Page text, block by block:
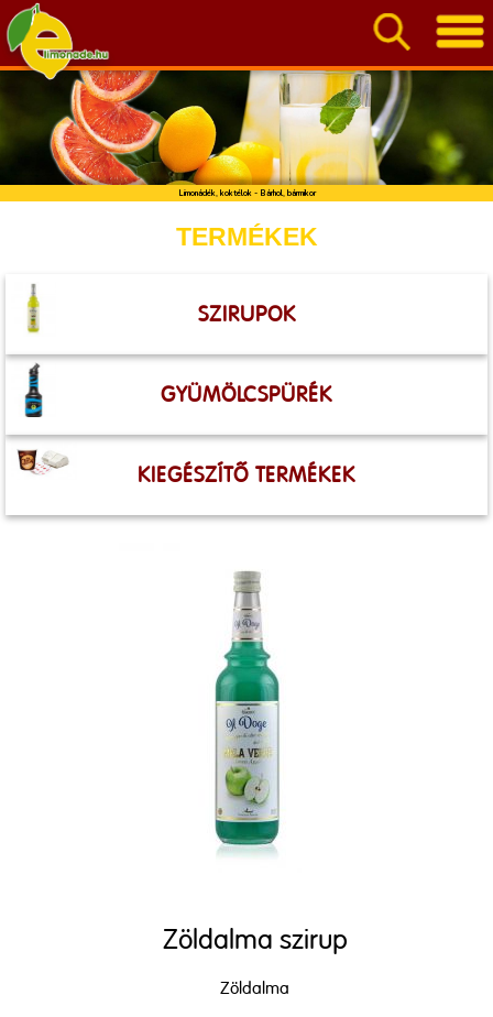
Limonádék, koktélok - Bárhol, bármikor
TERMÉKEK
SZIRUPOK
GYÜMÖLCSPÜRÉK
KIEGÉSZÍTŐ TERMÉKEK
Zöldalma szirup
Zöldalma